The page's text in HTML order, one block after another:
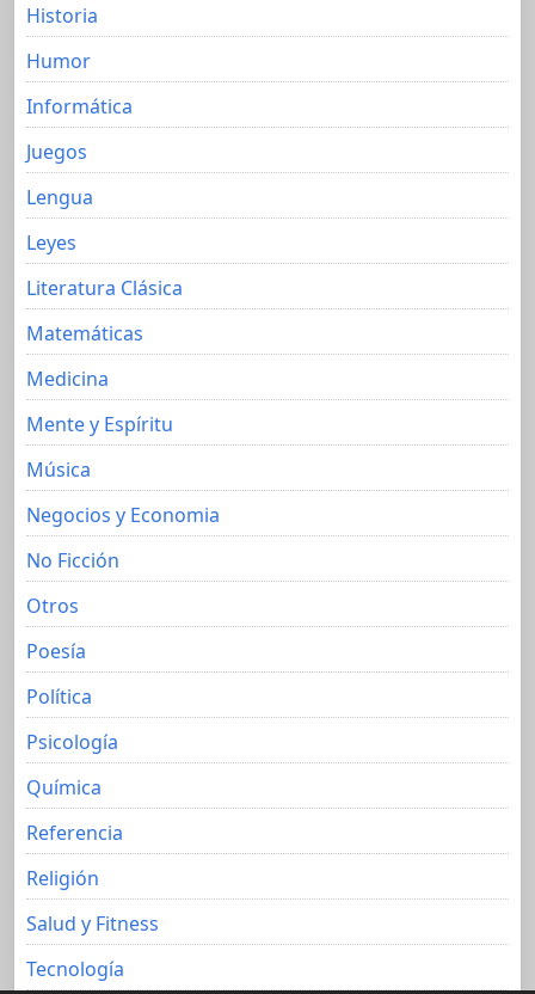
Historia
Humor
Informática
Juegos
Lengua
Leyes
Literatura Clásica
Matemáticas
Medicina
Mente y Espíritu
Música
Negocios y Economia
No Ficción
Otros
Poesía
Política
Psicología
Química
Referencia
Religión
Salud y Fitness
Tecnología